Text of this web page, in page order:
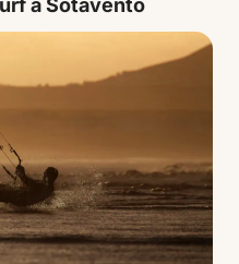
à Sotavento